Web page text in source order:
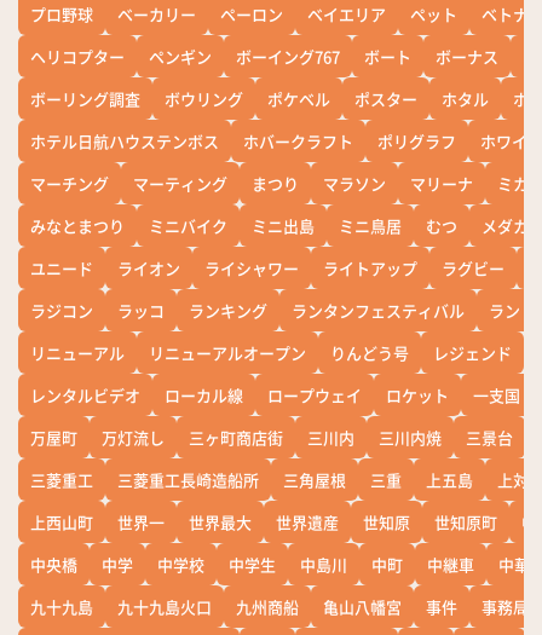
プロ野球 ベーカリー ペーロン ベイエリア ペット
ベトナ
ヘリコプター
ペンギン ボーイング767 ボート ボーナス
ボーリング調査
ボウリング ポケベル ポスター ホタル
ホ
ホテル日航ハウステンボス
ホバークラフト ポリグラフ
ホワイ
マーチング
マーティング まつり マラソン マリーナ
ミカ
みなとまつり
ミニバイク ミニ出島 ミニ鳥居 むつ
メダカ
ユニード
ライオン ライシャワー ライトアップ ラグビー
ラジコン
ラッコ ランキング ランタンフェスティバル
ランド
リニューアル
リニューアルオープン りんどう号 レジェンド
レンタルビデオ
ローカル線 ロープウェイ ロケット
一支国
万屋町
万灯流し 三ヶ町商店街 三川内 三川内焼 三景台
三菱重工
三菱重工長崎造船所 三角屋根 三重 上五島
上対
上西山町
世界一 世界最大 世界遺産 世知原 世知原町
中
中央橋
中学 中学校 中学生 中島川 中町 中継車
中華
九十九島
九十九島火口 九州商船 亀山八幡宮 事件
事務局